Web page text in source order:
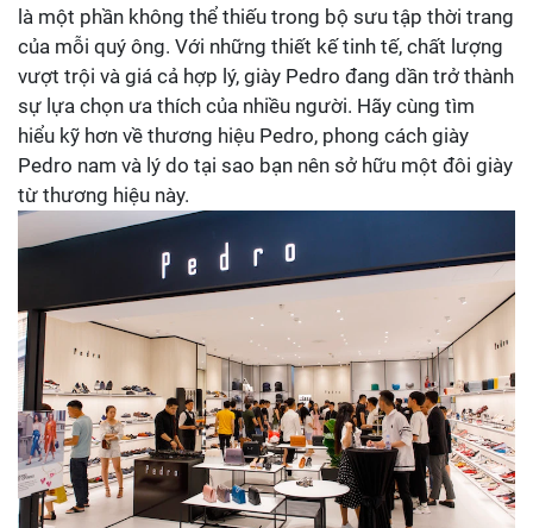
là một phần không thể thiếu trong bộ sưu tập thời trang
của mỗi quý ông. Với những thiết kế tinh tế, chất lượng
vượt trội và giá cả hợp lý, giày Pedro đang dần trở thành
sự lựa chọn ưa thích của nhiều người. Hãy cùng tìm
hiểu kỹ hơn về thương hiệu Pedro, phong cách giày
Pedro nam và lý do tại sao bạn nên sở hữu một đôi giày
từ thương hiệu này.